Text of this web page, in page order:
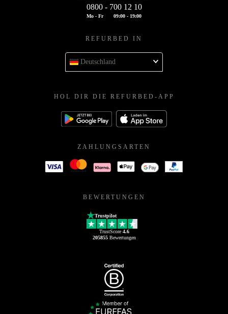
0800 - 700 12 10
Mo - Fr 09:00 - 19:00
REFURBED IN
Deutschland
HOL DIR DIE REFURBED-APP
ZAHLUNGSARTEN
BEWERTUNGEN
Trustpilot
TrustScore 4.6
205855Bewertungen